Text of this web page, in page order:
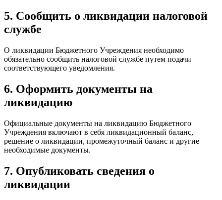
5. Сообщить о ликвидации налоговой
службе
О ликвидации Бюджетного Учреждения необходимо
обязательно сообщить налоговой службе путем подачи
соответствующего уведомления.
6. Оформить документы на
ликвидацию
Официальные документы на ликвидацию Бюджетного
Учреждения включают в себя ликвидационный баланс,
решение о ликвидации, промежуточный баланс и другие
необходимые документы.
7. Опубликовать сведения о
ликвидации